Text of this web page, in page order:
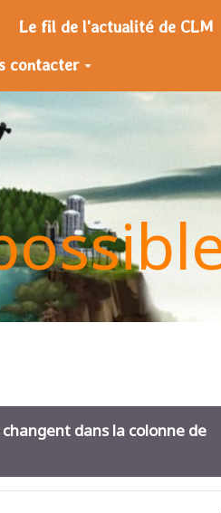
Le fil de l'actualité de CLM
contacter
dans la colonne de